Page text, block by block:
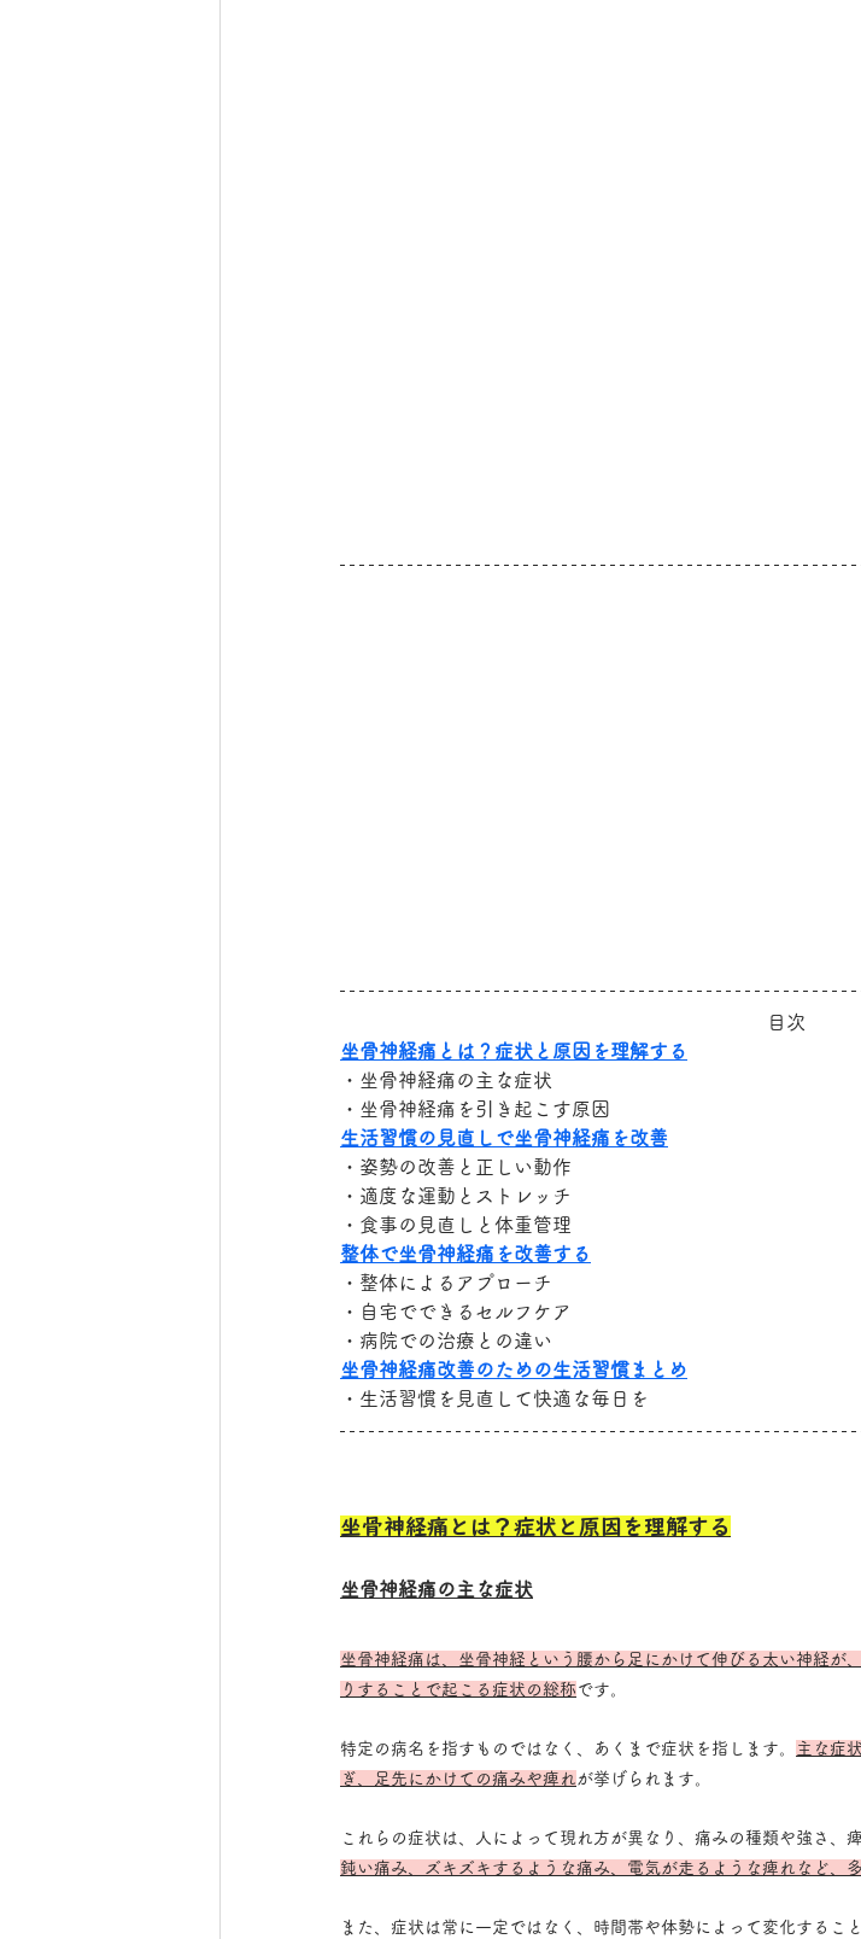
目次
坐骨神経痛とは？症状と原因を理解する
・坐骨神経痛の主な症状
・坐骨神経痛を引き起こす原因
生活習慣の見直しで坐骨神経痛を改善
・姿勢の改善と正しい動作
・適度な運動とストレッチ
・食事の見直しと体重管理
整体で坐骨神経痛を改善する
・整体によるアプローチ
・自宅でできるセルフケア
・病院での治療との違い
坐骨神経痛改善のための生活習慣まとめ
・生活習慣を見直して快適な毎日を
坐骨神経痛とは？症状と原因を理解する
坐骨神経痛の主な症状
坐骨神経痛は、坐骨神経という腰から足にかけて伸びる太い神経が
りすることで起こる症状の総称 です。
特定の病名を指すものではなく、あくまで症状を指します。
主な症
ぎ、足先にかけての痛みや痺れ が挙げられます。
これらの症状は、人によって現れ方が異なり、痛みの種類や強さ、
鈍い痛み、ズキズキするような痛み、電気が走るような痺れなど、
また、症状は常に一定ではなく、時間帯や体勢によって変化するこ